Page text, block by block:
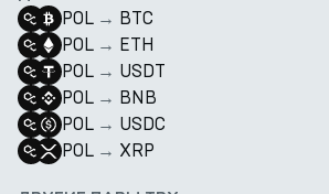
POL → BTC
POL → ETH
POL → USDT
POL → BNB
POL → USDC
POL → XRP